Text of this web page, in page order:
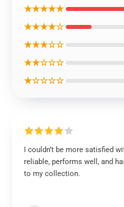
★★★★★
★★★★☆
★★★☆☆
★★☆☆☆
★☆☆☆☆
I couldn’t be more satisfied
reliable, performs well, and
to my collection.